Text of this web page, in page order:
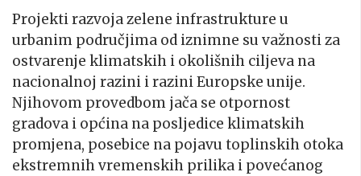
Projekti razvoja zelene infrastrukture u
urbanim područjima od iznimne su važnosti za
ostvarenje klimatskih i okolišnih ciljeva na
nacionalnoj razini i razini Europske unije.
Njihovom provedbom jača se otpornost
gradova i općina na posljedice klimatskih
promjena, posebice na pojavu toplinskih otoka
ekstremnih vremenskih prilika i povećanog